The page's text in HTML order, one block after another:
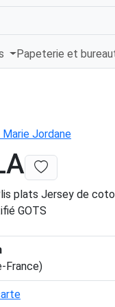
Papeterie et
Marie Jordane
plats Jersey de
GOTS
France)